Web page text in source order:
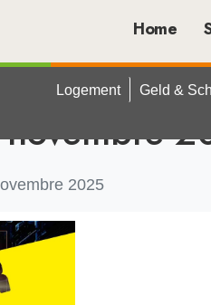
Home
Logement Geld &
2025